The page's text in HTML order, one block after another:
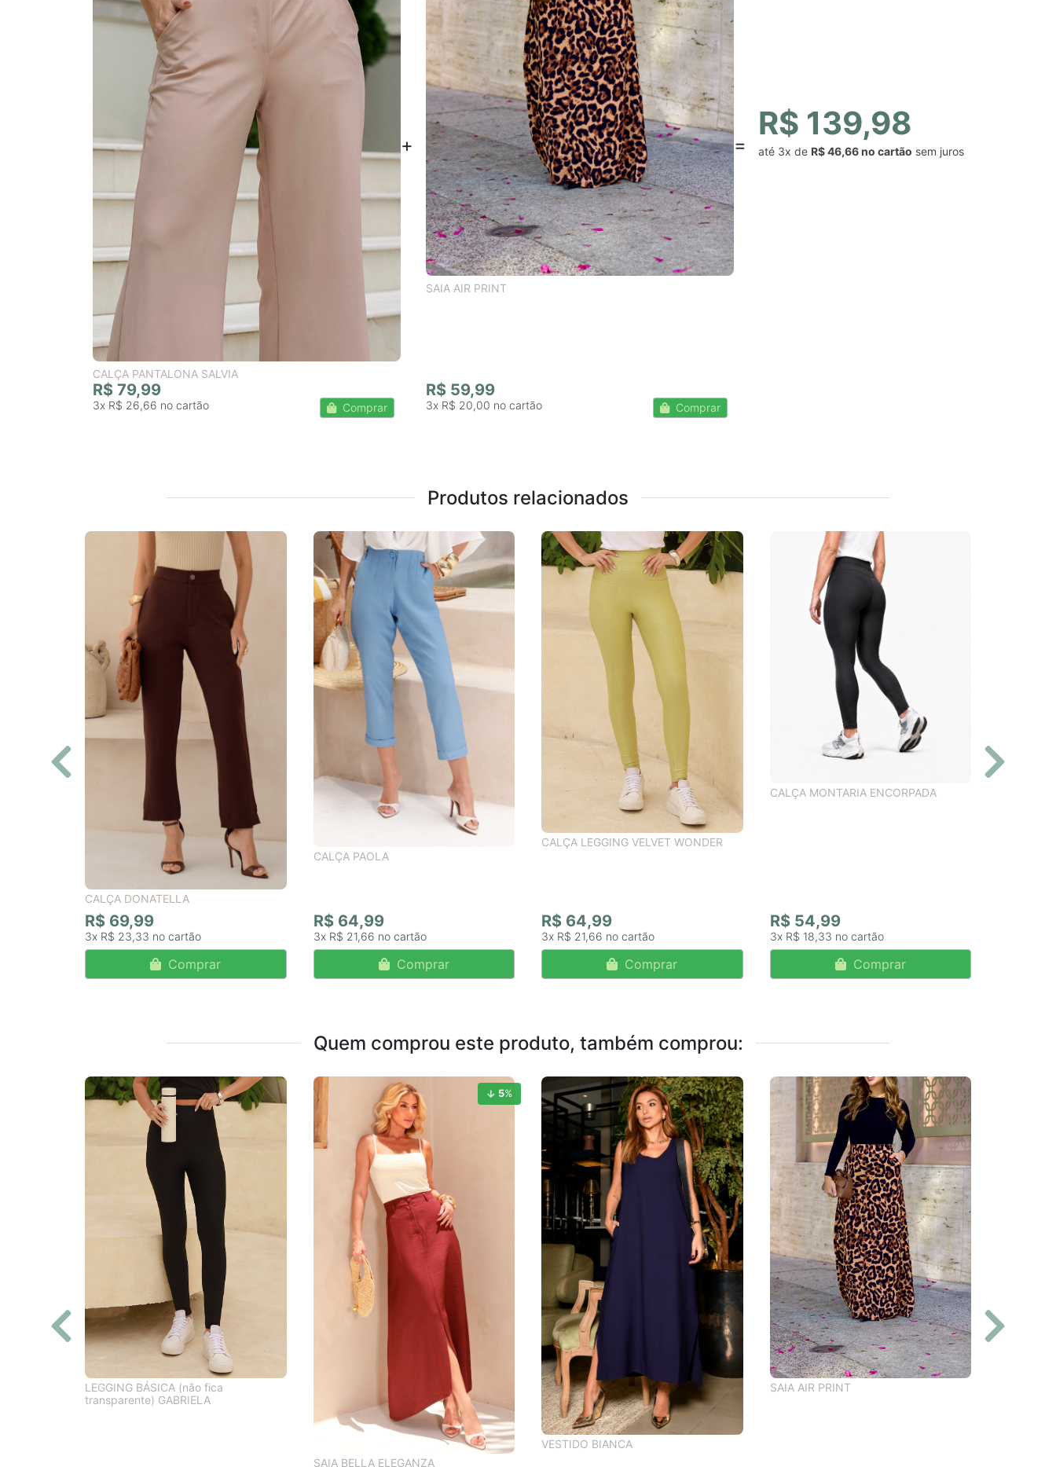
CALÇA PANTALONA SALVIA
R$ 79,99
3x R$ 26,66 Comprar
SAIA AIR PRINT
R$ 59,99
3x R$ 20,00 Comprar
R$ 139,98
até 3x de R$ 46,66 sem juros
Produtos relacionados
CALÇA DONATELLA
R$ 69,99
3x R$ 23,33
Comprar
CALÇA PAOLA
R$ 64,99
3x R$ 21,66
Comprar
CALÇA LEGGING VELVET WONDER
R$ 64,99
3x R$ 21,66
Comprar
CALÇA MONTARIA ENCORPADA
R$ 54,99
3x R$ 18,33
Comprar
Quem comprou este produto, também comprou:
LEGGING BÁSICA (não fica
transparente) GABRIELA
5%
SAIA BELLA ELEGANZA
VESTIDO BIANCA
SAIA AIR PRINT